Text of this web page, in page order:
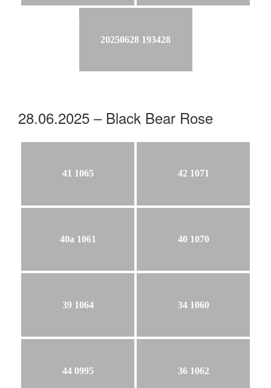
20250628 193428
28.06.2025 – Black Bear Rose
41 1065 42 1071
40a 1061 40 1070
39 1064 34 1060
44 0995 36 1062